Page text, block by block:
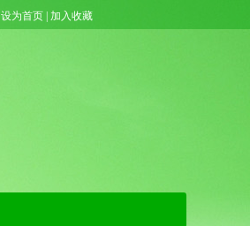
设为首页 加入收藏